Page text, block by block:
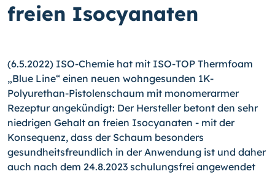
freien Isocyanaten
(6.5.2022) ISO-Chemie hat mit ISO-TOP Thermfoam
„Blue Line“ einen neuen wohngesunden 1K-
Polyurethan-Pistolenschaum mit monomerarmer
Rezeptur angekündigt: Der Hersteller betont den sehr
niedrigen Gehalt an freien Isocyanaten - mit der
Konsequenz, dass der Schaum besonders
gesundheitsfreundlich in der Anwendung ist und daher
auch nach dem 24.8.2023 schulungsfrei angewendet